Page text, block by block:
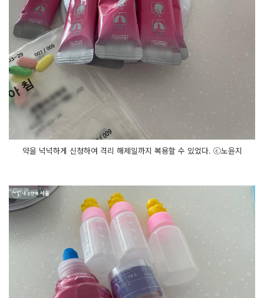
약을 넉넉하게 신청하여 격리 해제일까지 복용할 수 있었다. ⓒ노윤지